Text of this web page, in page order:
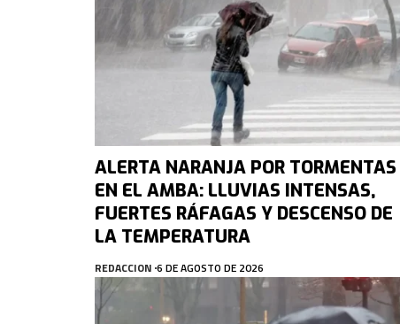
ALERTA NARANJA POR TORMENTAS
EN EL AMBA: LLUVIAS INTENSAS,
FUERTES RÁFAGAS Y DESCENSO DE
LA TEMPERATURA
REDACCION 6 DE AGOSTO DE 2026